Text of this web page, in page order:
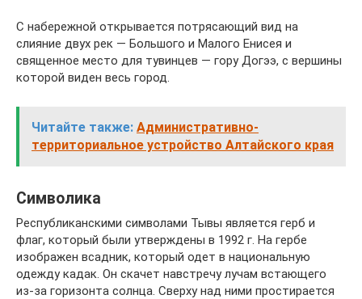
С набережной открывается потрясающий вид на
слияние двух рек — Большого и Малого Енисея и
священное место для тувинцев — гору Догээ, с вершины
которой виден весь город.
Читайте также: Административно-
территориальное устройство Алтайского края
Символика
Республиканскими символами Тывы является герб и
флаг, который были утверждены в 1992 г. На гербе
изображен всадник, который одет в национальную
одежду кадак. Он скачет навстречу лучам встающего
из-за горизонта солнца. Сверху над ними простирается